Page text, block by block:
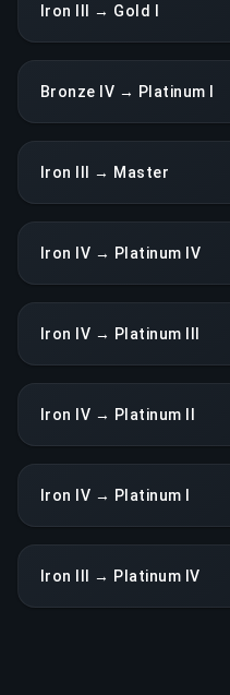
Iron III → Gold I
Bronze IV → Platinum I
Iron III → Master
Iron IV → Platinum IV
Iron IV → Platinum III
Iron IV → Platinum II
Iron IV → Platinum I
Iron III → Platinum IV